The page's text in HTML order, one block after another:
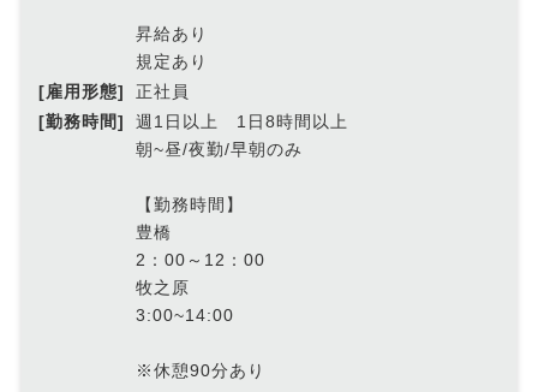
昇給あり
規定あり
[雇用形態]
正社員
[勤務時間]
週1日以上 1日8時間以上
朝~昼/夜勤/早朝のみ
【勤務時間】
豊橋
2：00～12：00
牧之原
3:00~14:00
※休憩90分あり